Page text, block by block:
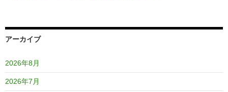
アーカイブ
2026年8月
2026年7月